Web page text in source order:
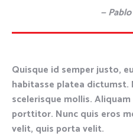
—
Quisque id semper justo,
habitasse platea dictumst.
scelerisque mollis.
porttitor. Nunc quis eros
velit, quis porta velit.